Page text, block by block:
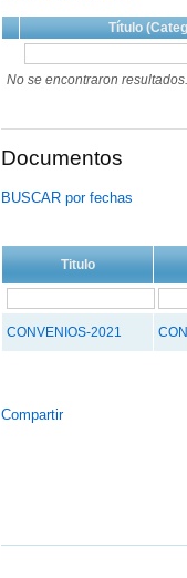
Título
No se encontraron resultados.
Documentos
BUSCAR por fechas
Titulo
CONVENIOS-2021
Compartir